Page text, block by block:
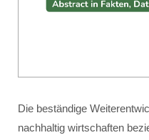
Die beständige
nachhaltig wirtschaften